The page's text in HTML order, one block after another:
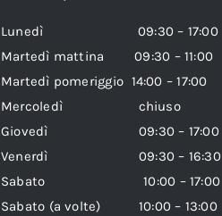
Lunedì 09:30 – 17:00
Martedì mattina 09:30 – 11:00
Martedì pomeriggio 14:00 – 17:00
Mercoledì chiuso
Giovedì 09:30 – 17:00
Venerdì 09:30 – 16:30
Sabato 10:00 – 17:00
Sabato (a volte) 10:00 – 13:00